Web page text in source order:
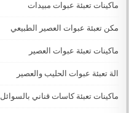
ماكينات تعبئة عبوات مبيدات
مكن تعبئة عبوات العصير الطبيعي
ماكينات تعبئة عبوات العصير
الة تعبئة عبوات الحليب والعصير
ماكينات تعبئة كاسات قناني بالسوائل